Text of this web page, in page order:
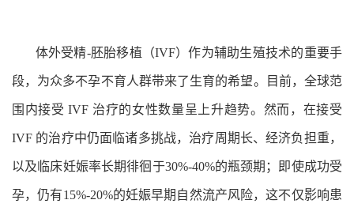
体外受精-胚胎移植（IVF）作为辅助生殖技术的重要手
段，为众多不孕不育人群带来了生育的希望。目前，全球范
围内接受 IVF 治疗的女性数量呈上升趋势。然而，在接受
IVF 的治疗中仍面临诸多挑战，治疗周期长、经济负担重，
以及临床妊娠率长期徘徊于30%-40%的瓶颈期；即使成功受
孕，仍有15%-20%的妊娠早期自然流产风险，这不仅影响患